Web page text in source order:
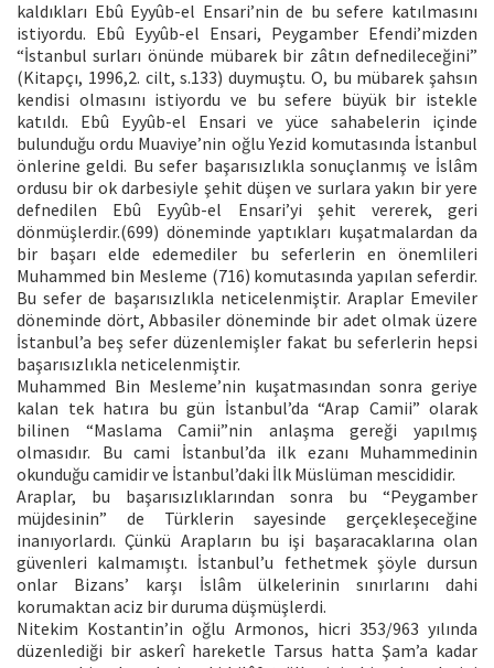
kaldıkları Ebû Eyyûb-el Ensari’nin de bu sefere katılmasını
istiyordu. Ebû Eyyûb-el Ensari, Peygamber Efendi’mizden
“İstanbul surları önünde mübarek bir zâtın defnedileceğini”
(Kitapçı, 1996,2. cilt, s.133) duymuştu. O, bu mübarek şahsın
kendisi olmasını istiyordu ve bu sefere büyük bir istekle
katıldı. Ebû Eyyûb-el Ensari ve yüce sahabelerin içinde
bulunduğu ordu Muaviye’nin oğlu Yezid komutasında İstanbul
önlerine geldi. Bu sefer başarısızlıkla sonuçlanmış ve İslâm
ordusu bir ok darbesiyle şehit düşen ve surlara yakın bir yere
defnedilen Ebû Eyyûb-el Ensari’yi şehit vererek, geri
dönmüşlerdir.(699) döneminde yaptıkları kuşatmalardan da
bir başarı elde edemediler bu seferlerin en önemlileri
Muhammed bin Mesleme (716) komutasında yapılan seferdir.
Bu sefer de başarısızlıkla neticelenmiştir. Araplar Emeviler
döneminde dört, Abbasiler döneminde bir adet olmak üzere
İstanbul’a beş sefer düzenlemişler fakat bu seferlerin hepsi
başarısızlıkla neticelenmiştir.
Muhammed Bin Mesleme’nin kuşatmasından sonra geriye
kalan tek hatıra bu gün İstanbul’da “Arap Camii” olarak
bilinen “Maslama Camii”nin anlaşma gereği yapılmış
olmasıdır. Bu cami İstanbul’da ilk ezanı Muhammedinin
okunduğu camidir ve İstanbul’daki İlk Müslüman mescididir.
Araplar, bu başarısızlıklarından sonra bu “Peygamber
müjdesinin” de Türklerin sayesinde gerçekleşeceğine
inanıyorlardı. Çünkü Arapların bu işi başaracaklarına olan
güvenleri kalmamıştı. İstanbul’u fethetmek şöyle dursun
onlar Bizans’ karşı İslâm ülkelerinin sınırlarını dahi
korumaktan aciz bir duruma düşmüşlerdi.
Nitekim Kostantin’in oğlu Armonos, hicri 353/963 yılında
düzenlediği bir askerî hareketle Tarsus hatta Şam’a kadar